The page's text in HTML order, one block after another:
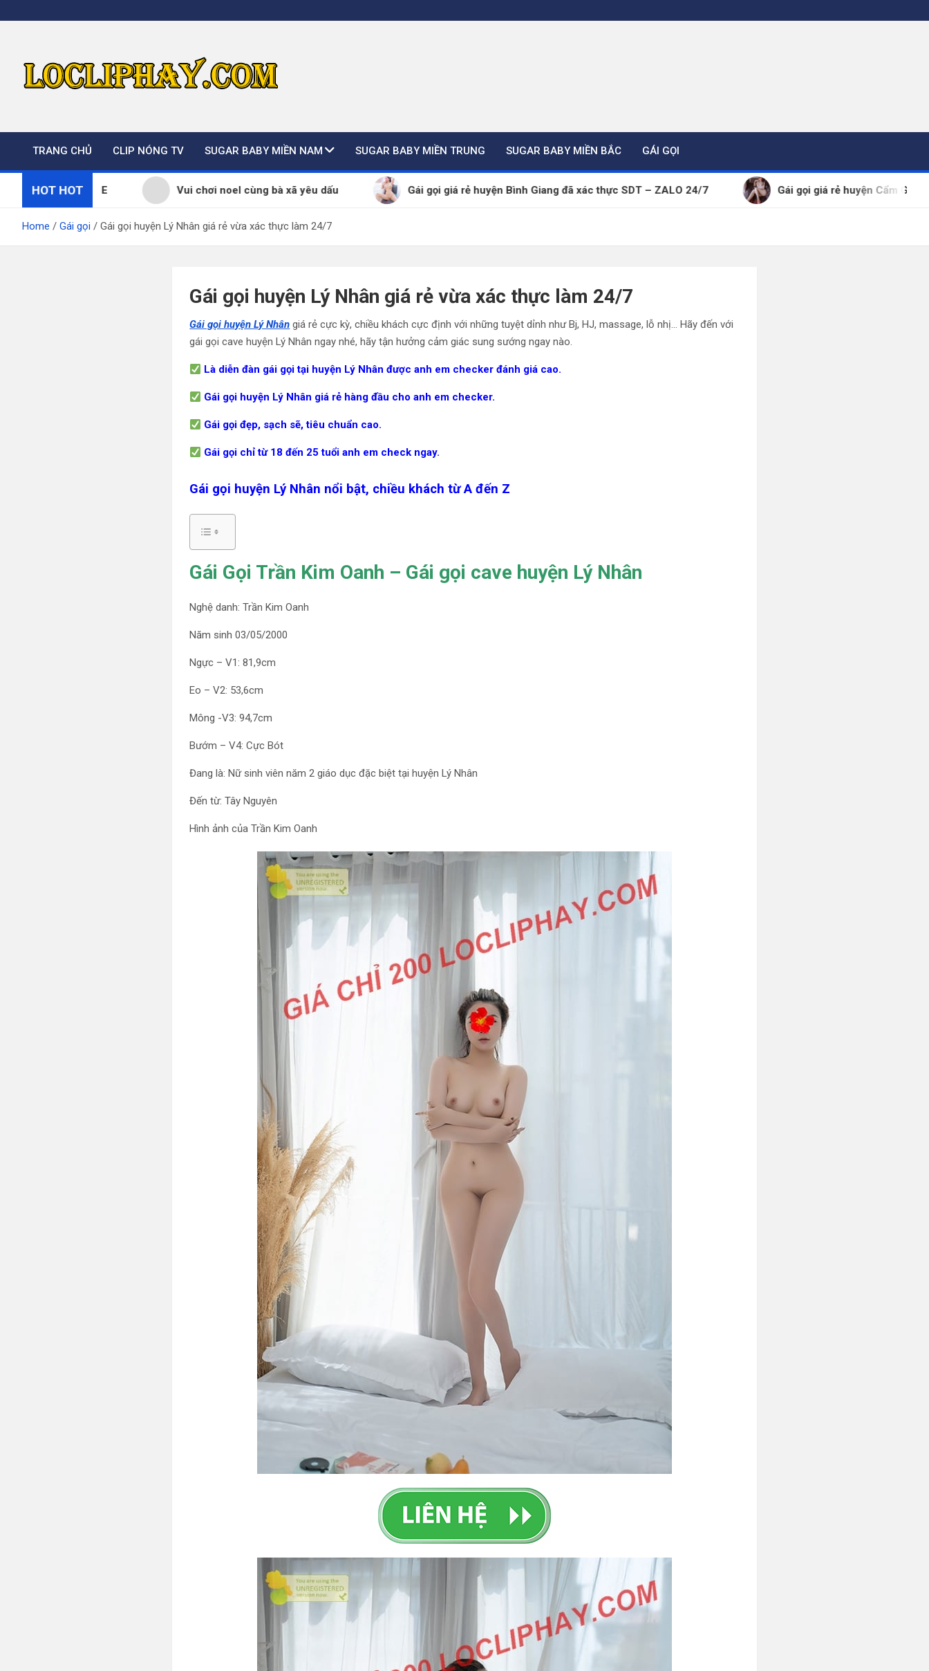
to
TRANG CHỦ CLIP NÓNG TV SUGAR BABY MIỀN NAM SUGAR BABY MIỀN TRUNG SUGAR BABY MIỀN BẮC GÁI GỌI
HOT HOT
SOME Vui chơi noel cùng bà xã yêu dấu Gái gọi giá rẻ huyện Bình Giang đã xác thực SDT – ZALO 24/7 Gái gọi giá rẻ huyện Cẩm Giàng thông tin
Home Gái gọi Gái gọi huyện Lý Nhân giá rẻ vừa xác thực làm 24/7
Gái gọi huyện Lý Nhân giá rẻ vừa xác thực làm 24/7
Gái gọi huyện Lý Nhân giá rẻ cực kỳ, chiều khách cực định với những tuyệt dỉnh như Bj, HJ, massage, lỗ nhị… Hãy đến với
gái gọi cave huyện Lý Nhân ngay nhé, hãy tận hưởng cảm giác sung sướng ngay nào.
Là diễn đàn gái gọi tại huyện Lý Nhân được anh em checker đánh giá cao.
Gái gọi huyện Lý Nhân giá rẻ hàng đầu cho anh em checker.
Gái gọi đẹp, sạch sẽ, tiêu chuẩn cao.
Gái gọi chỉ từ 18 đến 25 tuổi anh em check ngay.
Gái gọi huyện Lý Nhân nổi bật, chiều khách từ A đến Z
Gái Gọi Trần Kim Oanh – Gái gọi cave huyện Lý Nhân
Nghệ danh: Trần Kim Oanh
Năm sinh 03/05/2000
Ngực – V1: 81,9cm
Eo – V2: 53,6cm
Mông -V3: 94,7cm
Bướm – V4: Cực Bót
Đang là: Nữ sinh viên năm 2 giáo dục đặc biệt tại huyện Lý Nhân
Đến từ: Tây Nguyên
Hình ảnh của Trần Kim Oanh